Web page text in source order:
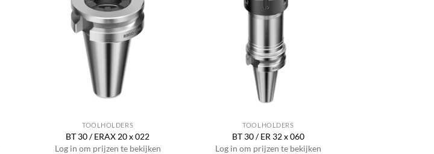
TOOLHOLDERS
BT 30 / ERAX 20 x 022
Log in om prijzen te bekijken
TOOLHOLDERS
BT 30 / ER 32 x 060
Log in om prijzen te bekijken